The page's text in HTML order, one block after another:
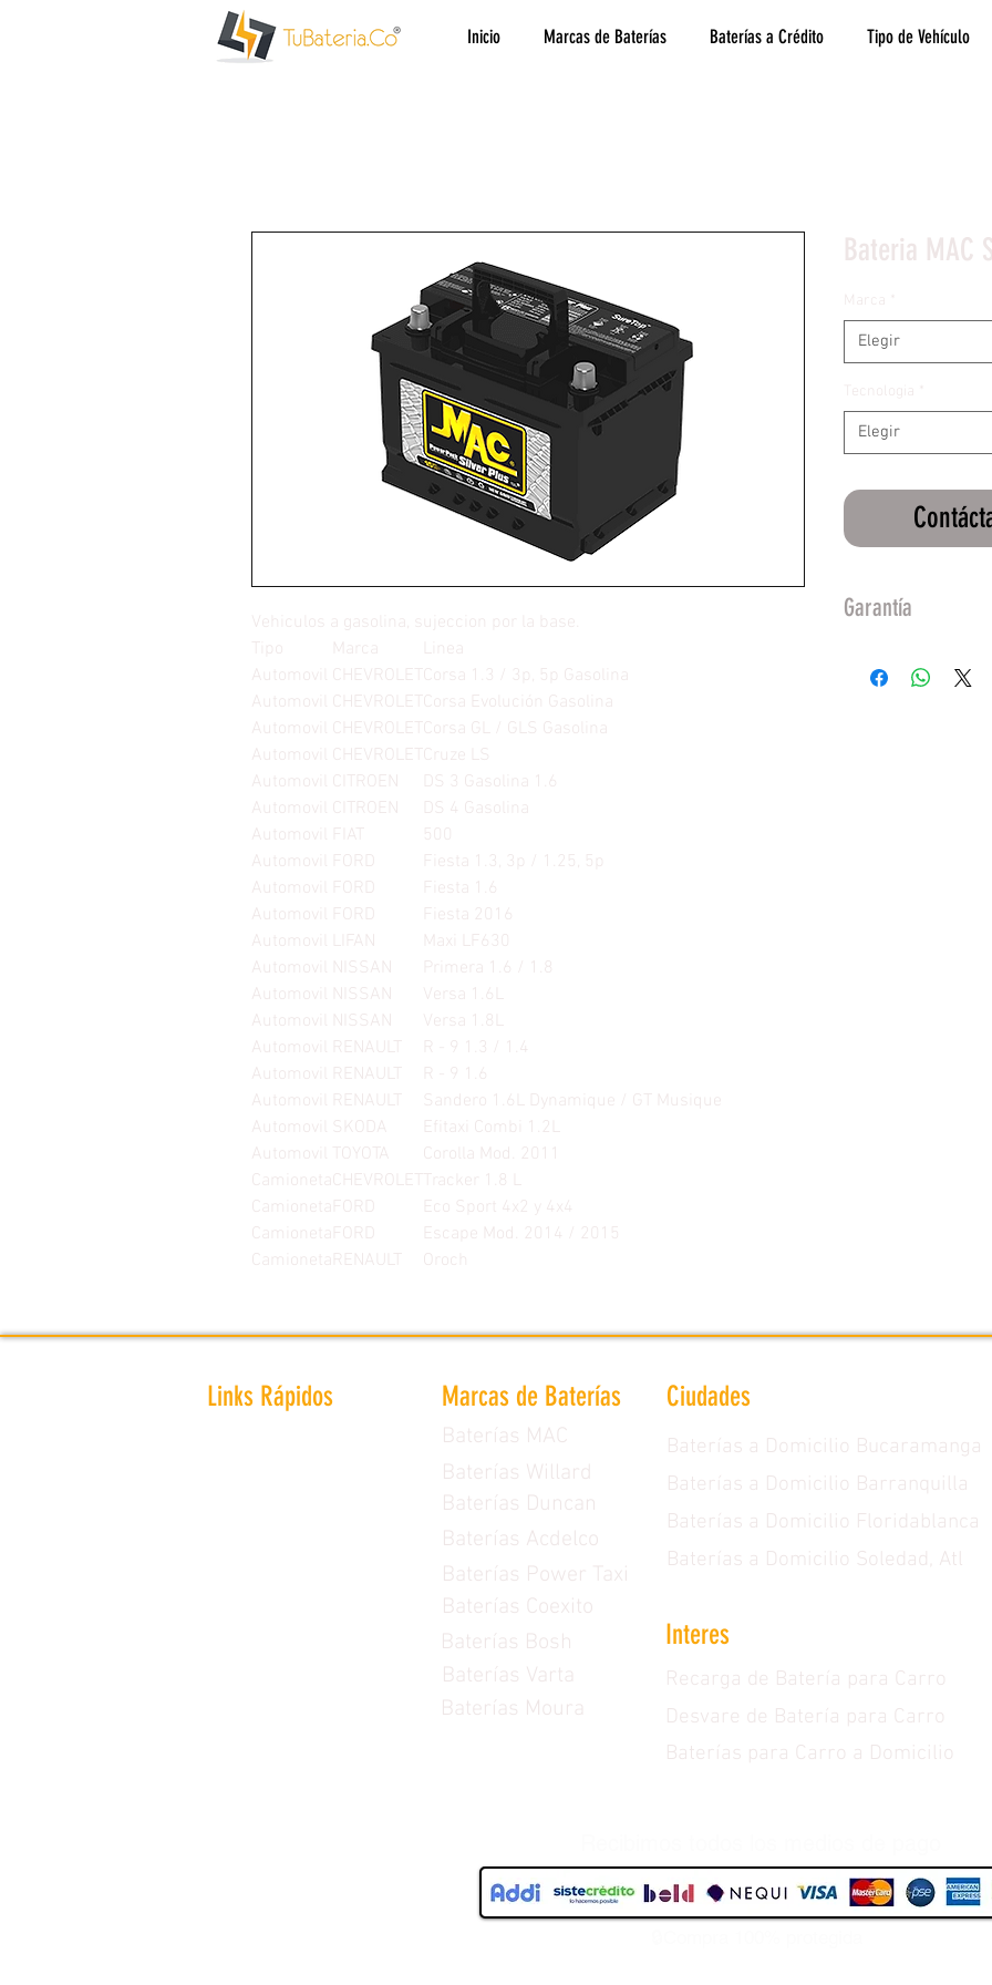
Inicio Marcas de Baterías Baterías a Crédito Tipo de Vehículo
Vehiculos a gasolina, sujeccion por la base.
Marca
Linea
Automovil
CHEVROLET Corsa 1.3 / 3p, 5p Gasolina
Automovil
CHEVROLET Corsa Evolución Gasolina
Automovil
CHEVROLET Corsa GL / GLS Gasolina
Automovil
CHEVROLET Cruze LS
Automovil
CITROEN
DS 3 Gasolina 1.6
Automovil
CITROEN
DS 4 Gasolina
Automovil
FIAT
Automovil
FORD
Automovil
FORD
Fiesta 1.6
Automovil
FORD
Fiesta 2016
Automovil
LIFAN
Maxi LF630
Automovil
NISSAN
Primera 1.6 / 1.8
Automovil
NISSAN
Versa 1.6L
Automovil
NISSAN
Versa 1.8L
Automovil
RENAULT
R - 9 1.3 / 1.4
Automovil
RENAULT
R - 9 1.6
Automovil
RENAULT
Sandero 1.6L Dynamique / GT Musique
Automovil
SKODA
Efitaxi Combi 1.2L
Automovil
TOYOTA
Corolla Mod. 2011
Camioneta CHEVROLET
Tracker 1.8 L
Camioneta
FORD
Eco Sport 4x2 y 4x4
Camioneta
FORD
Escape Mod. 2014 / 2015
Camioneta
RENAULT Oroch
Bateria MAC
Marca *
Elegir
Tecnologia *
Elegir
Garantía
Links Rápidos Ciudades
Marcas de Baterías
Baterías Coexito
Baterías Power Taxi
Baterías Acdelco
Baterías Duncan
Baterías Willard
Baterías MAC
Baterías Bosh
Baterías Varta
Baterías Moura
Baterías a Domicilio Bucaramanga
Baterías a Domicilio Barranquilla
Baterías a Domicilio Floridablanca
Baterías a Domicilio Soledad, Atl
Interes
Recarga de Batería para Carro
Desvare de Batería para Carro
Baterías para Carro a Domicilio